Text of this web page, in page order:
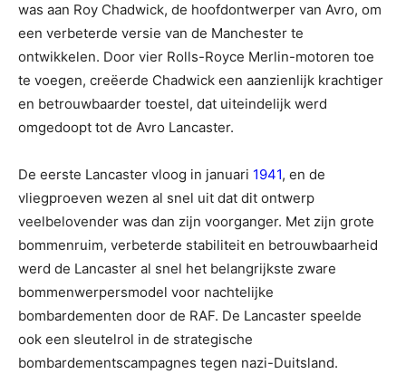
was aan Roy Chadwick, de hoofdontwerper van Avro, om
een verbeterde versie van de Manchester te
ontwikkelen. Door vier Rolls-Royce Merlin-motoren toe
te voegen, creëerde Chadwick een aanzienlijk krachtiger
en betrouwbaarder toestel, dat uiteindelijk werd
omgedoopt tot de Avro Lancaster.
De eerste Lancaster vloog in januari 1941, en de
vliegproeven wezen al snel uit dat dit ontwerp
veelbelovender was dan zijn voorganger. Met zijn grote
bommenruim, verbeterde stabiliteit en betrouwbaarheid
werd de Lancaster al snel het belangrijkste zware
bommenwerpersmodel voor nachtelijke
bombardementen door de RAF. De Lancaster speelde
ook een sleutelrol in de strategische
bombardementscampagnes tegen nazi-Duitsland.